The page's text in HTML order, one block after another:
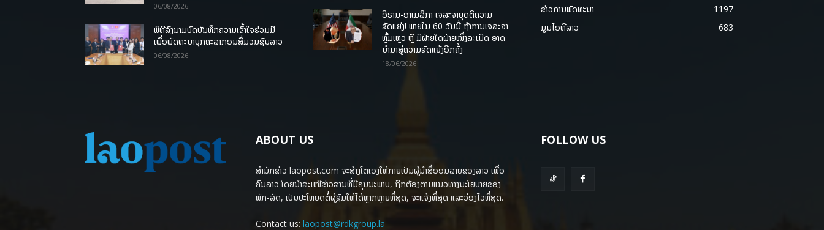
06/08/2026
ພິທີລົງນາມບົດບັນທຶກຄວາມເຂົ້າໃຈຮ່ວມມື
ເພື່ອພັດທະນາບຸກຄະລາກອນສື່ມວນຊົນລາວ
06/08/2026
ອີຣານ-ອາເມລິກາ ເຈລະຈາຍຸດຕິຄວາມ
ຂັດແຍ່ງ! ພາຍໃນ 60 ວັນນີ້ ຖ້າການເຈລະຈາ
ຫຼົ້ມເຫຼວ ຫຼື ມີຝ່າຍໃດຝ່າຍໜຶ່ງລະເມີດ ອາດ
ນໍາມາສູ່ຄວາມຂັດແຍ້ງອີກຄັ້ງ
18/06/2026
ຂ່າວການພັດທະນາ
1197
ມູມໄອທີລາວ
683
ABOUT US
ສຳນັກຂ່າວ laopost.com ຈະສ້າງໂຕເອງໃຫ້ກາຍເປັນຜູ້ນຳສື່ອອນລາຍຂອງລາວ ເພື່ອ
ຄົນລາວ ໂດຍນຳສະເໜີຂ່າວສານທີ່ມີຄຸນນະພາບ, ຖືກຕ້ອງຕາມແນວທາງນະໂຍບາຍຂອງ
ພັກ-ລັດ, ເປັນປະໂຫຍດຕໍ່ຜູ້ຊົມໃຫ້ໄດ້ຫຼາກຫຼາຍທີ່ສຸດ, ຈະແຈ້ງທີ່ສຸດ ແລະວ່ອງໄວທີ່ສຸດ.
Contact us: laopost@rdkgroup.la
FOLLOW US